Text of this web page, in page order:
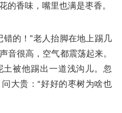
的香味，嘴里也满是枣香。
的！”老人抬脚在地上踢几
音很高，空气都震荡起来。
被他踢出一道浅沟儿。忽
大贵：“好好的枣树为啥也